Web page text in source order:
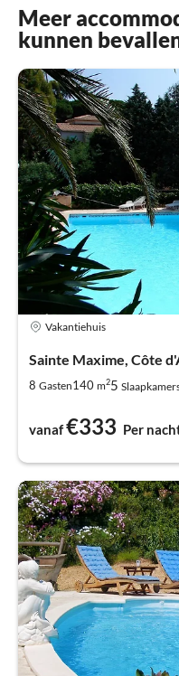
Meer
kunnen
Vakantiehuis
Sainte Maxime, Côte
8 Gasten140 m25
vanaf€333 Per